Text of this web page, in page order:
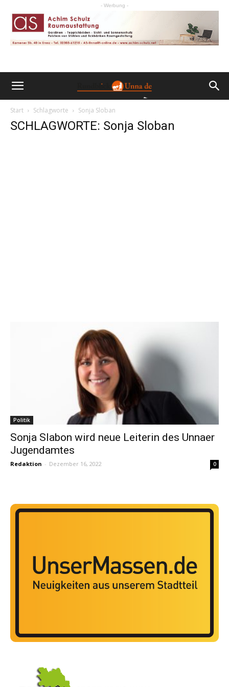
- Werbung -
Start Schlagworte Sonja Sloban
SCHLAGWORTE: Sonja Sloban
Politik
Sonja Slabon wird neue Leiterin des Unnaer
Jugendamtes
Redaktion - Dezember 16, 2022 0